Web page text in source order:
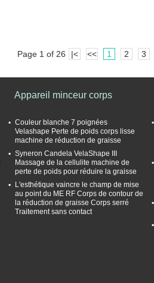
Page 1 of 26 |< << 1 2 3
Appareil minceur corps
Couleur blanche 7 poignées
Velashape Perte de poids corps lisse
machine de réduction de graisse
Syneron Candela VelaShape III
Massage de la cellulite machine de
perte de poids pour réduire la graisse
L'esthétique vaincre le champ de mise
au point du ME RF Corps de contour de
la réduction de graisse Corps serré
Traitement sans contact